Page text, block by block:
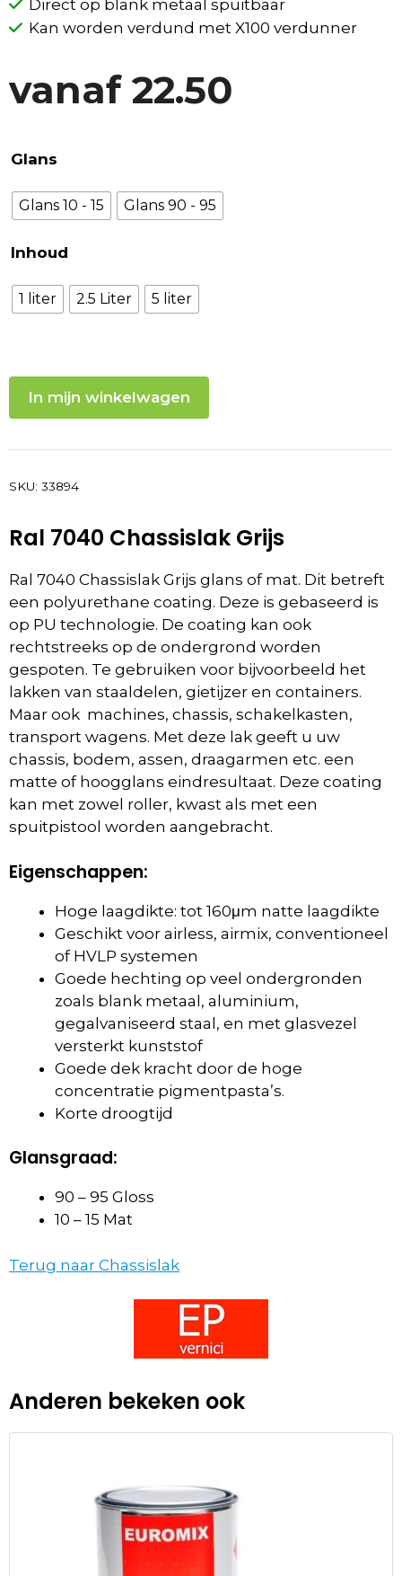
Direct op blank metaal spuitbaar
Kan worden verdund met X100 verdunner
vanaf22.50
Glans
Glans 10 - 15 Glans 90 - 95
Inhoud
1 liter 2.5 Liter 5 liter
In mijn winkelwagen
SKU: 33894
Ral 7040 Chassislak Grijs
Ral 7040 Chassislak Grijs glans of mat. Dit betreft
een polyurethane coating. Deze is gebaseerd is
op PU technologie. De coating kan ook
rechtstreeks op de ondergrond worden
gespoten. Te gebruiken voor bijvoorbeeld het
lakken van staaldelen, gietijzer en containers.
Maar ook machines, chassis, schakelkasten,
transport wagens. Met deze lak geeft u uw
chassis, bodem, assen, draagarmen etc. een
matte of hoogglans eindresultaat. Deze coating
kan met zowel roller, kwast als met een
spuitpistool worden aangebracht.
Eigenschappen:
Hoge laagdikte: tot 160μm natte laagdikte
Geschikt voor airless, airmix, conventioneel
of HVLP systemen
Goede hechting op veel ondergronden
zoals blank metaal, aluminium,
gegalvaniseerd staal, en met glasvezel
versterkt kunststof
Goede dek kracht door de hoge
concentratie pigmentpasta’s.
Korte droogtijd
Glansgraad:
90 – 95 Gloss
10 – 15 Mat
Terug naar Chassislak
Anderen bekeken ook